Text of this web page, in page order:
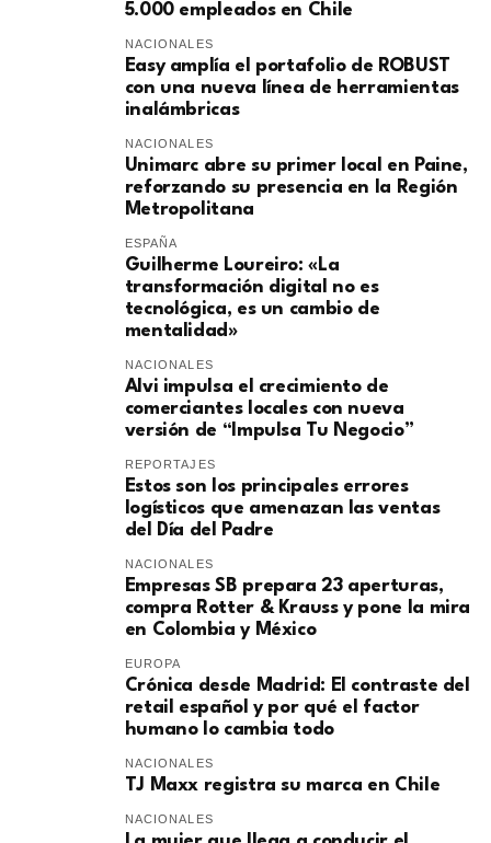
5.000 empleados en Chile
NACIONALES
Easy amplía el portafolio de ROBUST
con una nueva línea de herramientas
inalámbricas
NACIONALES
Unimarc abre su primer local en Paine,
reforzando su presencia en la Región
Metropolitana
ESPAÑA
Guilherme Loureiro: «La
transformación digital no es
tecnológica, es un cambio de
mentalidad»
NACIONALES
Alvi impulsa el crecimiento de
comerciantes locales con nueva
versión de “Impulsa Tu Negocio”
REPORTAJES
Estos son los principales errores
logísticos que amenazan las ventas
del Día del Padre
NACIONALES
Empresas SB prepara 23 aperturas,
compra Rotter & Krauss y pone la mira
en Colombia y México
EUROPA
​Crónica desde Madrid: El contraste del
retail español y por qué el factor
humano lo cambia todo
NACIONALES
TJ Maxx registra su marca en Chile
NACIONALES